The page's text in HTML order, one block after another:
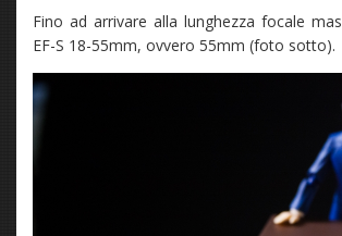
Fino ad arrivare alla lunghezza focale
EF-S 18-55mm, ovvero 55mm (foto sotto).